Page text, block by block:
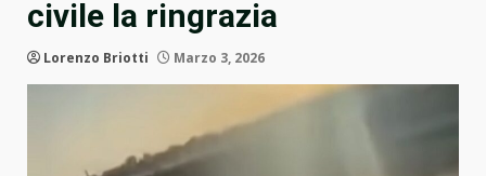
civile la ringrazia
Lorenzo Briotti Marzo 3, 2026